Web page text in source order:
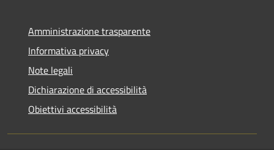
Amministrazione trasparente
Informativa privacy
Note legali
Dichiarazione di accessibilità
Obiettivi accessibilità